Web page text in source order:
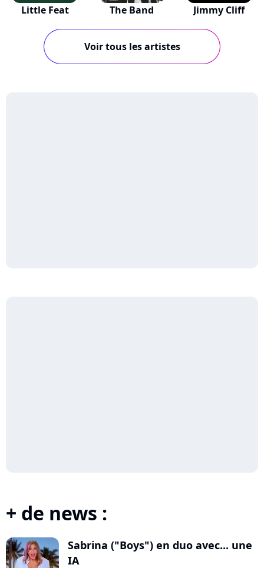
Little Feat The Band Jimmy Cliff
Voir tous les artistes
+ de news :
Sabrina ("Boys") en duo avec... une
IA